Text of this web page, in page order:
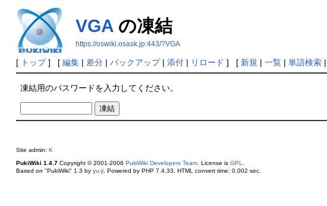
VGAの凍結
https://oswiki.osask.jp:443/?VGA
[ トップ] [ 編集| 差分| バックアップ| 添付| リロード ] [ 新規 | 一覧| 単語検索|
凍結用のパスワードを入力してください。
Site admin: K
PukiWiki 1.4.7Copyright © 2001-2006 PukiWiki Developers Team. License is GPL.
Based on "PukiWiki" 1.3 by yu-ji. Powered by PHP 7.4.33. HTML convert time: 0.002 sec.